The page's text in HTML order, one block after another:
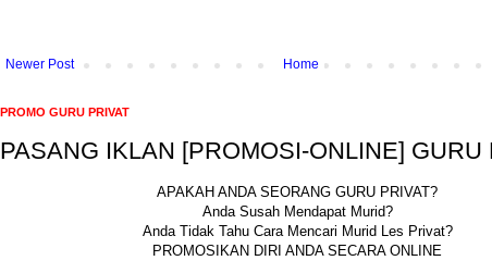
Newer Post Home
PROMO GURU PRIVAT
PASANG IKLAN [PROMOSI-ONLINE] GURU
APAKAH ANDA SEORANG GURU PRIVAT?
Anda Susah Mendapat Murid?
Anda Tidak Tahu Cara Mencari Murid Les Privat?
PROMOSIKAN DIRI ANDA SECARA ONLINE